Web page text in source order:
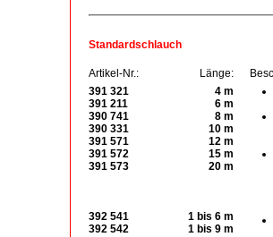
Standardschlauch
Artikel-Nr.:
391 321
391 211
390 741
390 331
391 571
391 572
391 573
392 541
392 542
Länge:
4 m
6 m
8 m
10 m
12 m
15 m
20 m
1 bis 6 m
1 bis 9 m